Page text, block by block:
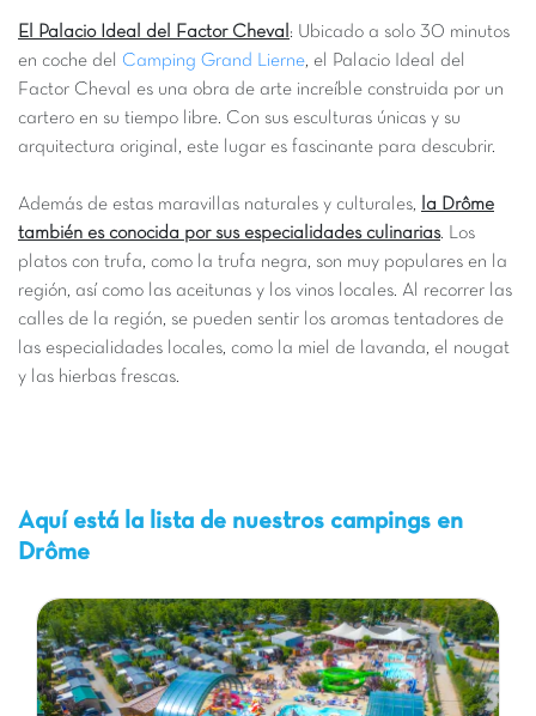
El Palacio Ideal del Factor Cheval : Ubicado a solo 30 minutos
en coche del Camping Grand Lierne, el Palacio Ideal del
Factor Cheval es una obra de arte increíble construida por un
cartero en su tiempo libre. Con sus esculturas únicas y su
arquitectura original, este lugar es fascinante para descubrir.
Además de estas maravillas naturales y culturales,
la Drôme
también es conocida por sus especialidades culinarias. Los
platos con trufa, como la trufa negra, son muy populares en la
región, así como las aceitunas y los vinos locales. Al recorrer las
calles de la región, se pueden sentir los aromas tentadores de
las especialidades locales, como la miel de lavanda, el nougat
y las hierbas frescas.
Aquí está la lista de nuestros campings en
Drôme